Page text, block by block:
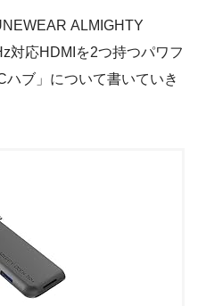
ALMIGHTY
対応HDMIを2つ持つパワフ
ブ」について書いていき